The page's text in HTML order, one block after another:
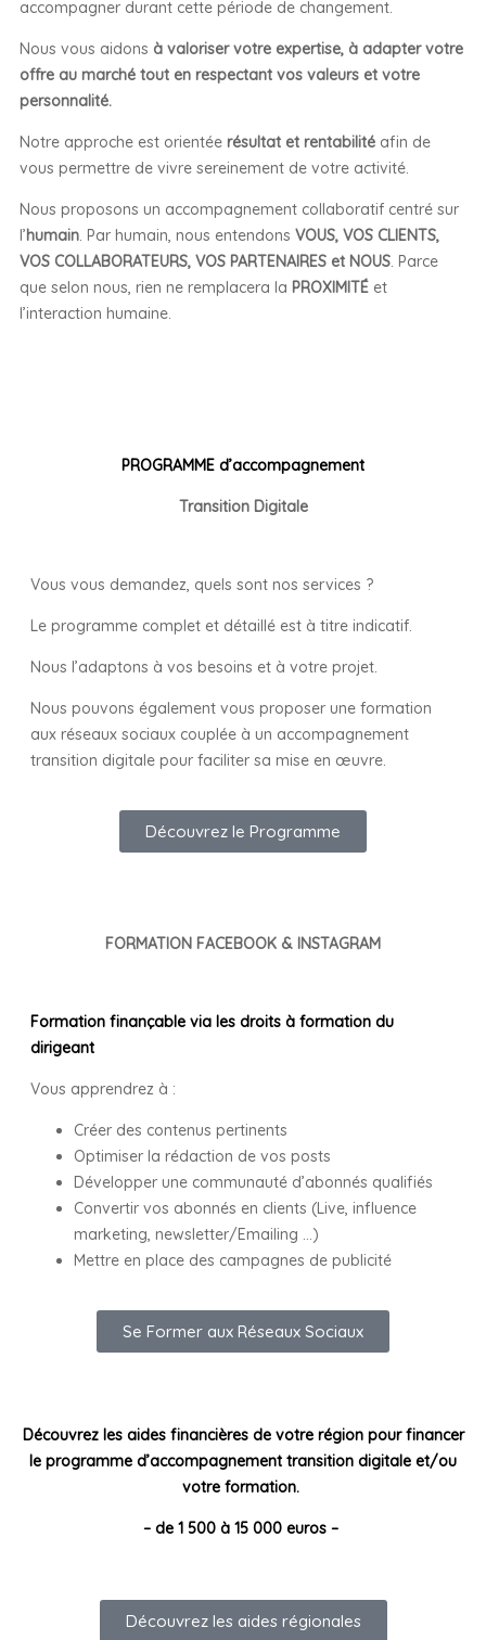
accompagner durant cette période de changement.
Nous vous aidons à valoriser votre expertise, à adapter votre
offre au marché tout en respectant vos valeurs et votre
personnalité.
Notre approche est orientée résultat et rentabilité afin de
vous permettre de vivre sereinement de votre activité.
Nous proposons un accompagnement collaboratif centré sur
l’humain. Par humain, nous entendons VOUS, VOS CLIENTS,
VOS COLLABORATEURS, VOS PARTENAIRES et NOUS. Parce
que selon nous, rien ne remplacera la PROXIMITÉ et
l’interaction humaine.
PROGRAMME d’accompagnement
Transition Digitale
Vous vous demandez, quels sont nos services ?
Le programme complet et détaillé est à titre indicatif.
Nous l’adaptons à vos besoins et à votre projet.
Nous pouvons également vous proposer une formation
aux réseaux sociaux couplée à un accompagnement
transition digitale pour faciliter sa mise en œuvre.
Découvrez le Programme
FORMATION FACEBOOK & INSTAGRAM
Formation finançable via les droits à formation du
dirigeant
Vous apprendrez à :
Créer des contenus pertinents
Optimiser la rédaction de vos posts
Développer une communauté d’abonnés qualifiés
Convertir vos abonnés en clients (Live, influence
marketing, newsletter/Emailing …)
Mettre en place des campagnes de publicité
Se Former aux Réseaux Sociaux
Découvrez les aides financières de votre région pour financer
le programme d’accompagnement transition digitale et/ou
votre formation.
– de 1 500 à 15 000 euros –
Découvrez les aides régionales